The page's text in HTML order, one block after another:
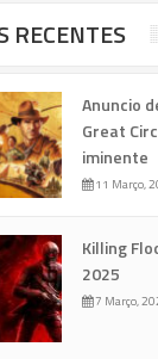
RECENTES
Anuncio
Great
iminente
11 Março,
Killing
2025
7 Março,